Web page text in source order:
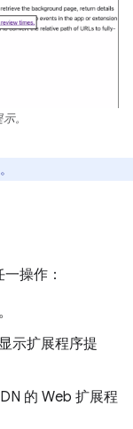
。
操作：
示扩展程序提
的 Web 扩展程